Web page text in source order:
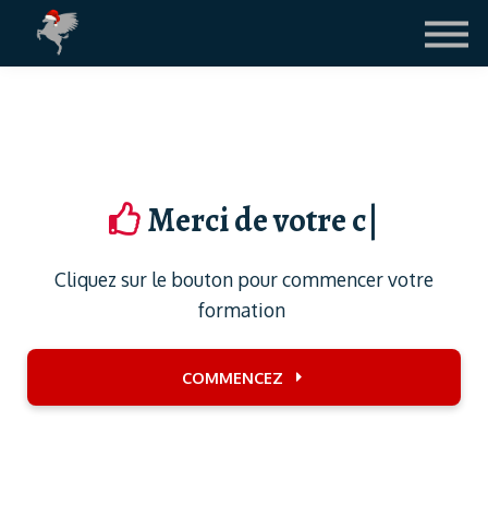
Le Blog
Merci de votre co
Cliquez sur le bouton pour commencer votre
formation
COMMENCEZ